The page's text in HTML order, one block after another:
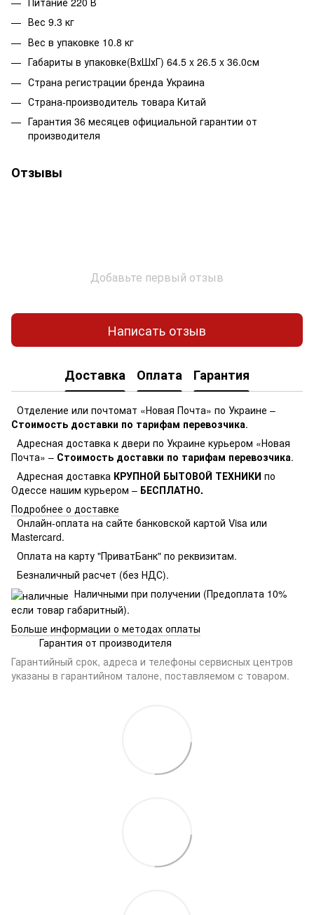
Вес 9.3 кг
Вес в упаковке 10.8 кг
Габариты в упаковке(ВхШхГ) 64.5 x 26.5 x 36.0см
Страна регистрации бренда Украина
Страна-производитель товара Китай
Гарантия 36 месяцев официальной гарантии от
производителя
Отзывы
Добавьте первый отзыв
Написать отзыв
Доставка Оплата Гарантия
Отделение или почтомат «Новая Почта» по Украине –
Стоимость доставки по тарифам перевозчика.
Адресная доставка к двери по Украине курьером «Новая
Почта» – Стоимость доставки по тарифам перевозчика.
Адресная доставка КРУПНОЙ БЫТОВОЙ ТЕХНИКИ по
Одессе нашим курьером – БЕСПЛАТНО.
Подробнее о доставке
Онлайн-оплата на сайте банковской картой Visa или
Mastercard.
Оплата на карту "ПриватБанк" по реквизитам.
Безналичный расчет (без НДС).
Наличными при получении (Предоплата 10%
если товар габаритный).
Больше информации о методах оплаты
Гарантия от производителя
Гарантийный срок, адреса и телефоны сервисных центров
указаны в гарантийном талоне, поставляемом с товаром.